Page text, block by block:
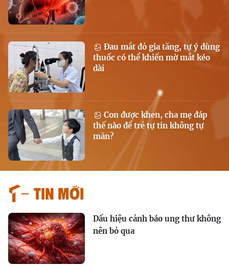
Đau mắt đỏ gia tăng, tự ý dùng
thuốc có thể khiến mờ mắt kéo
dài
Con được khen, cha mẹ đáp
thế nào để trẻ tự tin không tự
mãn?
Tin mới
Dấu hiệu cảnh báo ung thư không
nên bỏ qua